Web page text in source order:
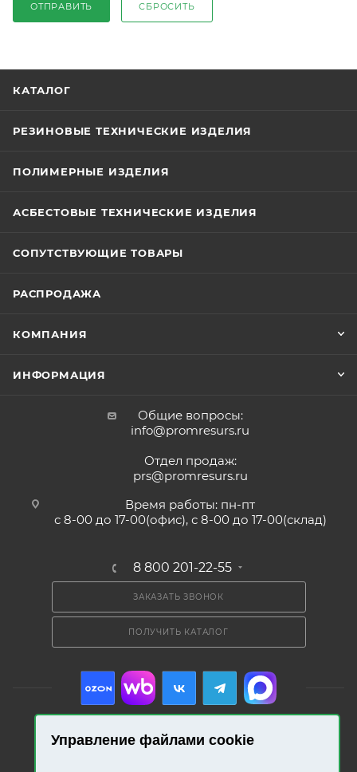
Управление файлами cookie
ОТПРАВИТЬ СБРОСИТЬ
КАТАЛОГ
РЕЗИНОВЫЕ ТЕХНИЧЕСКИЕ ИЗДЕЛИЯ
ПОЛИМЕРНЫЕ ИЗДЕЛИЯ
АСБЕСТОВЫЕ ТЕХНИЧЕСКИЕ ИЗДЕЛИЯ
СОПУТСТВУЮЩИЕ ТОВАРЫ
РАСПРОДАЖА
КОМПАНИЯ
ИНФОРМАЦИЯ
Общие вопросы:
info@promresurs.ru
Отдел продаж:
prs@promresurs.ru
Время работы: пн-пт
с 8-00 до 17-00(офис), с 8-00 до 17-00(склад)
8 800 201-22-55
ЗАКАЗАТЬ ЗВОНОК
ПОЛУЧИТЬ КАТАЛОГ